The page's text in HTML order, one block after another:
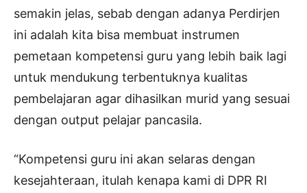
semakin jelas, sebab dengan adanya Perdirjen
ini adalah kita bisa membuat instrumen
pemetaan kompetensi guru yang lebih baik lagi
untuk mendukung terbentuknya kualitas
pembelajaran agar dihasilkan murid yang sesuai
dengan output pelajar pancasila.
“Kompetensi guru ini akan selaras dengan
kesejahteraan, itulah kenapa kami di DPR RI